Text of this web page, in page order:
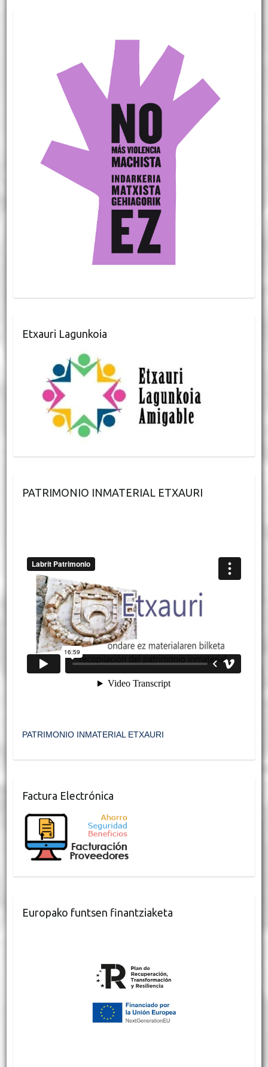
Etxauri Lagunkoia
PATRIMONIO INMATERIAL ETXAURI
PATRIMONIO INMATERIAL ETXAURI
Factura Electrónica
Europako funtsen finantziaketa